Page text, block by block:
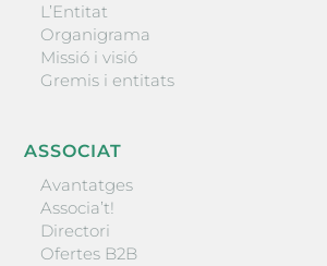
L’Entitat
Organigrama
Missió i visió
Gremis i entitats
ASSOCIAT
Avantatges
Associa’t!
Directori
Ofertes B2B